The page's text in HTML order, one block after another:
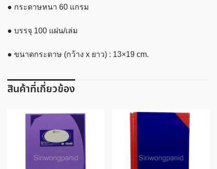
● กระดาษหนา 60 แกรม
● บรรจุ 100 แผ่น/เล่ม
● ขนาดกระดาษ (กว้าง x ยาว) : 13×19 cm.
สินค้าที่เกี่ยวข้อง